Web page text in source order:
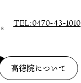
TEL:0470-43-1010
高徳院について